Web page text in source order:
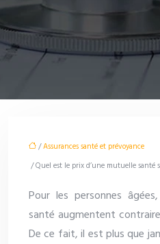
/Assurances santé et prévoyance
/ Quel est le prix d’une mutuelle santé
Pour les personnes
santé augmentent
De ce fait, il est plus que